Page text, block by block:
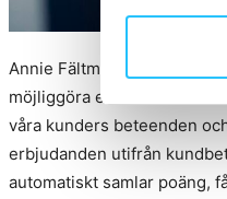
Annie Fältman, delägare
möjliggöra en mer
våra kunders beteenden
erbjudanden utifrån
automatiskt samlar poäng,